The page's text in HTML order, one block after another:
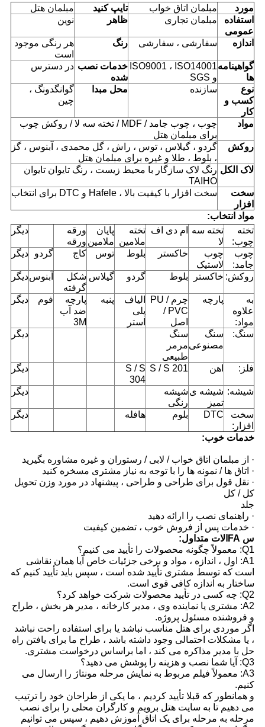
مورد
مبلمان اتاق خواب تایپ کنید
مبلمان هتل
استفاده
عمومی
مبلمان تجاری ظاهر نوین
اندازه سفارشی ، سفارشی رنگ
هر رنگی موجود
است
گواهینامه
ها
ISO9001 ، ISO14001
و SGS
خدمات نصب
شده
در دسترس
نوع
کسب و
کار
سازنده محل مبدا
گوانگدونگ ،
چین
مواد
چوب ، چوب جامد / MDF / تخته سه لا / روکش چوب
برای مبلمان هتل
روکش
گردو ، گیلاس ، توس ، راش ، گل محمدی ، آبنوس ، گز
، بلوط ، طلا و غیره برای مبلمان هتل
لاک الکل رنگ لاک سازگار با محیط زیست ، رنگ تایوان تایوان
TAIHO
سخت
افزار
سخت افزار با کیفیت بالا ، Hafele و DTC برای انتخاب
مواد انتخاب:
تخته
چوب:
تخته سه
لا
ام دی اف تخته
ملامین
پایان
ملامین
ورقه
ورقه
دیگر
چوب
جامد:
چوب
لاستیک
خاکستر بلوط توس کاج گردو دیگر
روکش: خاکستر بلوط گردو گیلاس شکل
گرفته
آبنوسدیگر
به
علاوه
مواد:
پارچه
چرم PU /
PVC /
اصل
الیاف
پلی
استر
پنبه
پارچه
ضد آب
3M
فوم دیگر
سنگ:
سنگ
مصنوعی
سنگ
مرمر
طبیعی
دیگر
فلز: اهن S / S 201
S / S
304
دیگر
شیشه: شیشه ی
تمیز
شیشه
رنگی
دیگر
سخت
افزار:
DTC بلوم هافله دیگر
خدمات خوب:
· از مبلمان اتاق خواب / لابی / رستوران و غیره مشاوره بگیرید
· اتاق ها / نمونه ها را با توجه به نیاز مشتری مسخره کنید
· نقل قول برای طراحی و طراحی ، پیشنهاد در مورد وزن تحویل
کل / کل
جلد
· راهنمای نصب را ارائه دهید
· خدمات پس از فروش خوب ، تضمین کیفیت
س FAالات متداول:
Q1: معمولاً چگونه محصولات را تأیید می کنیم؟
A1: اول ، اندازه ، مواد و برخی جزئیات خاص آیا همان نقاشی
است که توسط مشتری تأیید شده است ، سپس باید تأیید کنیم که
ساختار به اندازه کافی قوی است.
Q2: چه کسی در تأیید محصولات شرکت خواهد کرد؟
A2: مشتری یا نماینده وی ، مدیر کارخانه ، مدیر هر بخش ، طراح
و فروشنده مسئول پروژه.
اگر موردی برای هتل مناسب نباشد یا برای استفاده راحت نباشد
، یا مشکلات احتمالی وجود داشته باشد ، طراح ما برای یافتن راه
حل با مدیر مذاکره می کند ، اما براساس درخواست مشتری.
Q3: آیا شما نصب و هزینه را پوشش می دهید؟
A3: معمولاً فیلم مربوط به نمایش مرحله مونتاژ را ارسال می
کنیم.
و همانطور که قبلا تأیید کردیم ، ما یکی از طراحان خود را ترتیب
می دهیم تا به سایت هتل برویم و کارگران محلی را برای نصب
مرحله به مرحله برای یک اتاق آموزش دهیم ، سپس می توانیم